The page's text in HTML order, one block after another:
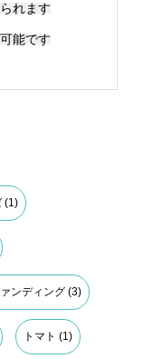
れます
能です
(1)
ンディング (3)
トマト (1)